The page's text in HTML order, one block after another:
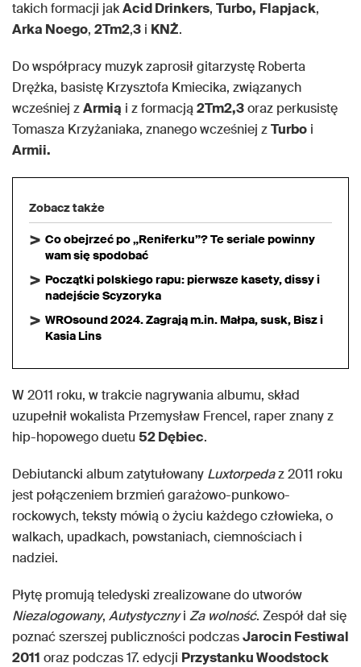
takich formacji jakAcid Drinkers, Turbo, Flapjack,
Arka Noego, 2Tm2,3 i KNŻ.
Do współpracy muzyk zaprosił gitarzystę Roberta
Drężka, basistę Krzysztofa Kmiecika, związanych
wcześniej zArmią i z formacją2Tm2,3oraz perkusistę
Tomasza Krzyżaniaka, znanego wcześniej zTurbo i
Armii.
Zobacz także
Co obejrzeć po „Reniferku”? Te seriale powinny
wam się spodobać
Początki polskiego rapu: pierwsze kasety, dissy i
nadejście Scyzoryka
WROsound 2024. Zagrają m.in. Małpa, susk, Bisz i
Kasia Lins
W 2011 roku, w trakcie nagrywania albumu, skład
uzupełnił wokalista Przemysław Frencel, raper znany z
hip-hopowego duetu 52 Dębiec.
Debiutancki album zatytułowany Luxtorpedaz 2011 roku
jest połączeniem brzmień garażowo-punkowo-
rockowych, teksty mówią o życiu każdego człowieka, o
walkach, upadkach, powstaniach, ciemnościach i
nadziei.
Płytę promują teledyski zrealizowane do utworów
Niezalogowany, Autystycznyi Za wolność. Zespół dał się
poznać szerszej publiczności podczasJarocin Festiwal
2011 oraz podczas 17. edycji Przystanku Woodstock